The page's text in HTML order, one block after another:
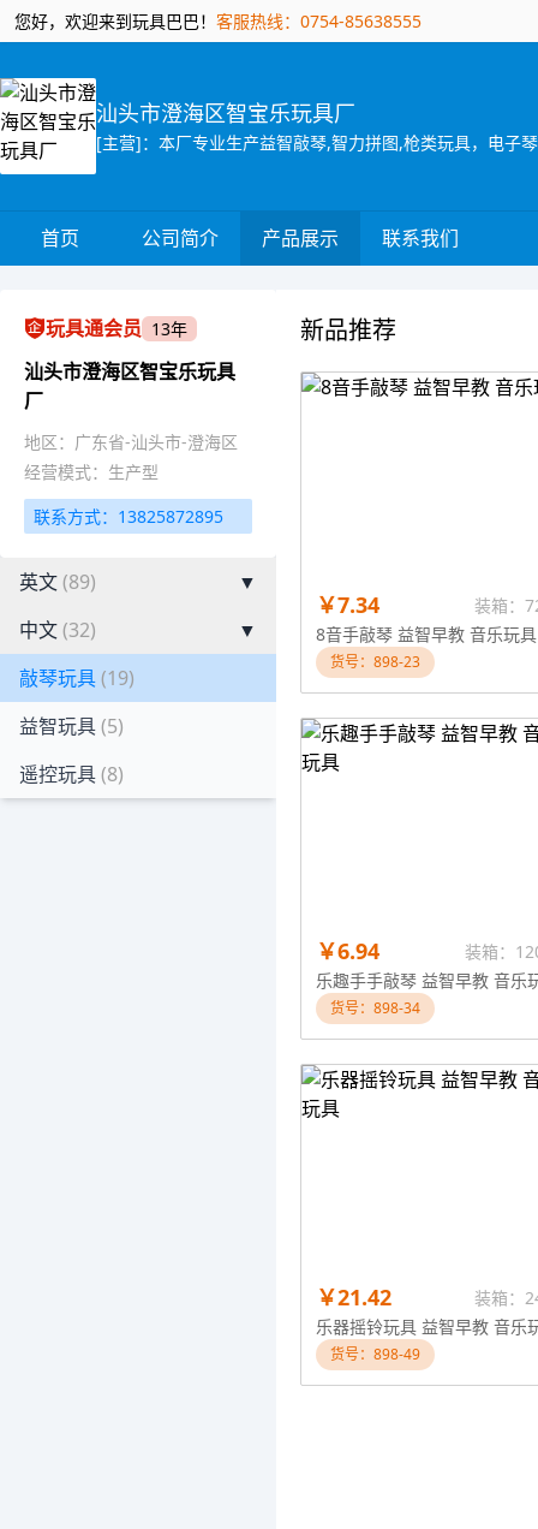
您好，欢迎来到玩具巴巴！ 客服热线：0754-85638555
汕头市澄海区智宝乐玩具厂
[主营]：本厂专业生产益智敲琴,智力拼图,枪类玩具，电子
首页 公司简介 产品展示 联系我们
玩具通会员 13年
汕头市澄海区智宝乐玩具
厂
地区：广东省-汕头市-澄海区
经营模式：生产型
联系方式：13825872895
英文(89)
▼
中文(32)
▼
敲琴玩具(19)
益智玩具(5)
遥控玩具(8)
新品推荐
￥7.34
装箱：
8音手敲琴 益智早教 音乐玩具
货号：898-23
￥6.94
装箱：
乐趣手手敲琴 益智早教 音乐
货号：898-34
￥21.42
装箱：
乐器摇铃玩具 益智早教 音乐
货号：898-49